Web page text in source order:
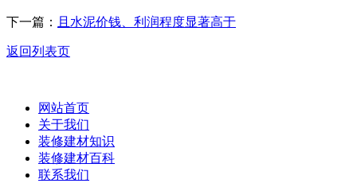
下一篇： 且水泥价钱、利润程度显著高于
返回列表页
网站首页
关于我们
装修建材知识
装修建材百科
联系我们